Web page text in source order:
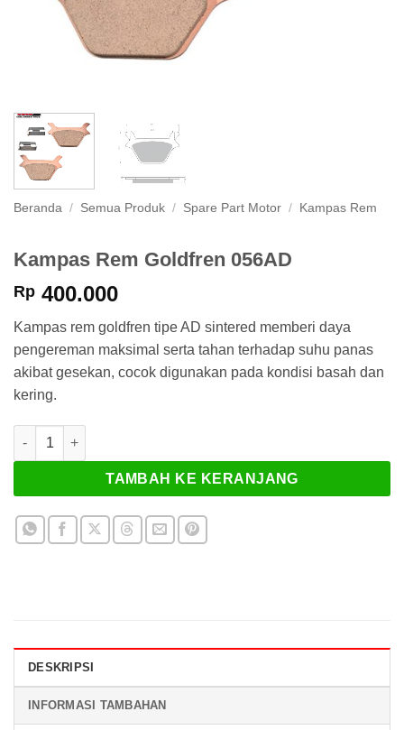
Beranda / Semua Produk / Spare Part Motor / Kampas Rem
Kampas Rem Goldfren 056AD
Rp 400.000
Kampas rem goldfren tipe AD sintered memberi daya
pengereman maksimal serta tahan terhadap suhu panas
akibat gesekan, cocok digunakan pada kondisi basah dan
kering.
Kuantitas Kampas Rem Goldfren 056AD
TAMBAH KE KERANJANG
DESKRIPSI
INFORMASI TAMBAHAN